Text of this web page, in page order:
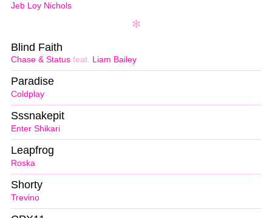
Jeb Loy Nichols
Chase & Status feat. Liam Bailey
Blind Faith
Coldplay
Paradise
Enter Shikari
Sssnakepit
Roska
Leapfrog
Trevino
Shorty